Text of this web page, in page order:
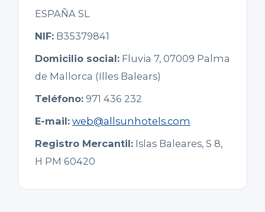
ESPAÑA SL
NIF: B35379841
Domicilio social: Fluvia 7, 07009 Palma
de Mallorca (Illes Balears)
Teléfono: 971 436 232
E-mail: web@allsunhotels.com
Registro Mercantil: Islas Baleares, S 8,
H PM 60420